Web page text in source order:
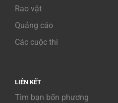
Rao vặt
Quảng cáo
Các cuộc thi
LIÊN KẾT
Tìm bạn bốn phương